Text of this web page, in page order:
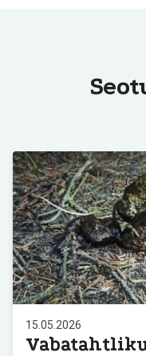
15.05.2026